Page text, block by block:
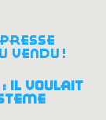
vendu !
: il voulait